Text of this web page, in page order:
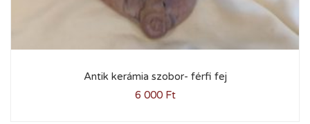
Antik kerámia szobor- férfi fej
6 000 Ft